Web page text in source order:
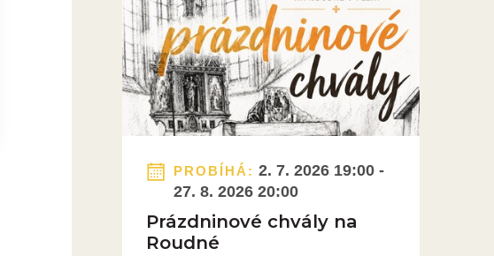
PROBÍHÁ: 2. 7. 2026 19:00 -
27. 8. 2026 20:00
Prázdninové chvály na
Roudné